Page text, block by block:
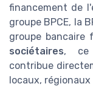
financement de
groupe BPCE, la
groupe bancaire
sociétaires, ce
contribue
locaux,